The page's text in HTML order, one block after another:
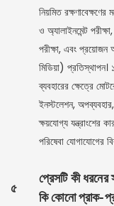
নিয়মিত রক্ষণাবেক্ষণের
ও অ্যালাইনমেন্ট
পরীক্ষা, এবং প্রয়োজন
মিডিয়া) প্রতিস্থাপন।
ব্যবহারের ক্ষেত্রে
ইনস্টলেশন, অপব্যবহার,
ক্ষয়যোগ্য যন্ত্রাংশের
পরিষেবা যোগাযোগের
৫
প্রেসটি কী
কি কোনো প্রাক-